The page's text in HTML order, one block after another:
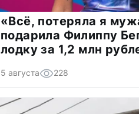
«Всё, потеряла я
подарила Филиппу
лодку за 1,2 млн
5 августа 228